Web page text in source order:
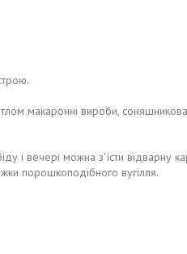
макаронні вироби, соняшникова
і вечері можна з'їсти відварну
порошкоподібного вугілля.